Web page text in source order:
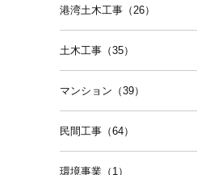
港湾土木工事（26）
土木工事（35）
マンション（39）
民間工事（64）
環境事業（1）